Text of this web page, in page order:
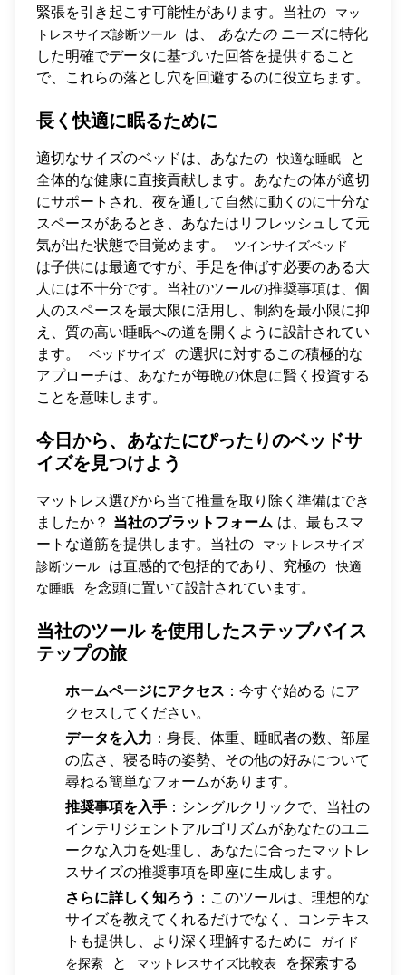
緊張を引き起こす可能性があります。当社の
マッ
トレスサイズ診断ツール
は、 あなたのニーズに特化
した明確でデータに基づいた回答を提供すること
で、これらの落とし穴を回避するのに役立ちます。
長く快適に眠るために
適切なサイズのベッドは、あなたの 快適な睡眠
と
全体的な健康に直接貢献します。あなたの体が適切
にサポートされ、夜を通して自然に動くのに十分な
スペースがあるとき、あなたはリフレッシュして元
気が出た状態で目覚めます。
ツインサイズベッド
は子供には最適ですが、手足を伸ばす必要のある大
人には不十分です。当社のツールの推奨事項は、個
人のスペースを最大限に活用し、制約を最小限に抑
え、質の高い睡眠への道を開くように設計されてい
ます。
ベッドサイズ
の選択に対するこの積極的な
アプローチは、あなたが毎晩の休息に賢く投資する
ことを意味します。
今日から、あなたにぴったりのベッドサ
イズを見つけよう
マットレス選びから当て推量を取り除く準備はでき
ましたか？ 当社のプラットフォーム は、最もスマ
ートな道筋を提供します。当社の
マットレスサイズ
診断ツール
は直感的で包括的であり、究極の
快適
な睡眠
を念頭に置いて設計されています。
当社のツールを使用したステップバイス
テップの旅
ホームページにアクセス ： 今すぐ始める にア
クセスしてください。
データを入力 ：身長、体重、睡眠者の数、部屋
の広さ、寝る時の姿勢、その他の好みについて
尋ねる簡単なフォームがあります。
推奨事項を入手 ：シングルクリックで、当社の
インテリジェントアルゴリズムがあなたのユニ
ークな入力を処理し、あなたに合ったマットレ
スサイズの推奨事項を即座に生成します。
さらに詳しく知ろう ：このツールは、理想的な
サイズを教えてくれるだけでなく、コンテキス
トも提供し、より深く理解するために
ガイド
を探索
と マットレスサイズ比較表 を探索する